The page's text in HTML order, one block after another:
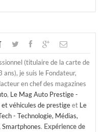
(titulaire de la carte de
ans), je suis le Fondateur,
en chef des magazines
, Le Mag Auto Prestige -
véhicules de prestigeet Le
- Technologie, Médias,
Smartphones. Expérience de